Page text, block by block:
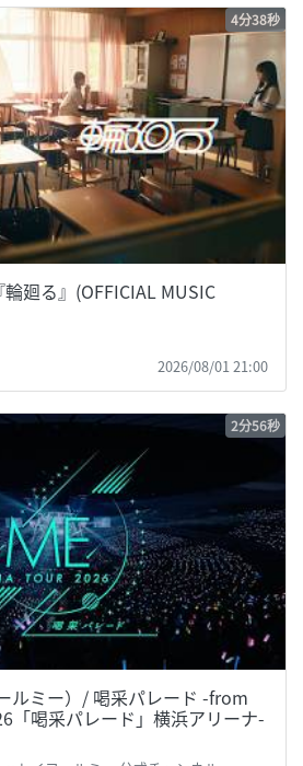
4分38秒
廻る』(OFFICIAL MUSIC
2026/08/01 21:00
2分56秒
ルミー）/ 喝采パレード -from
「喝采パレード」横浜アリーナ-